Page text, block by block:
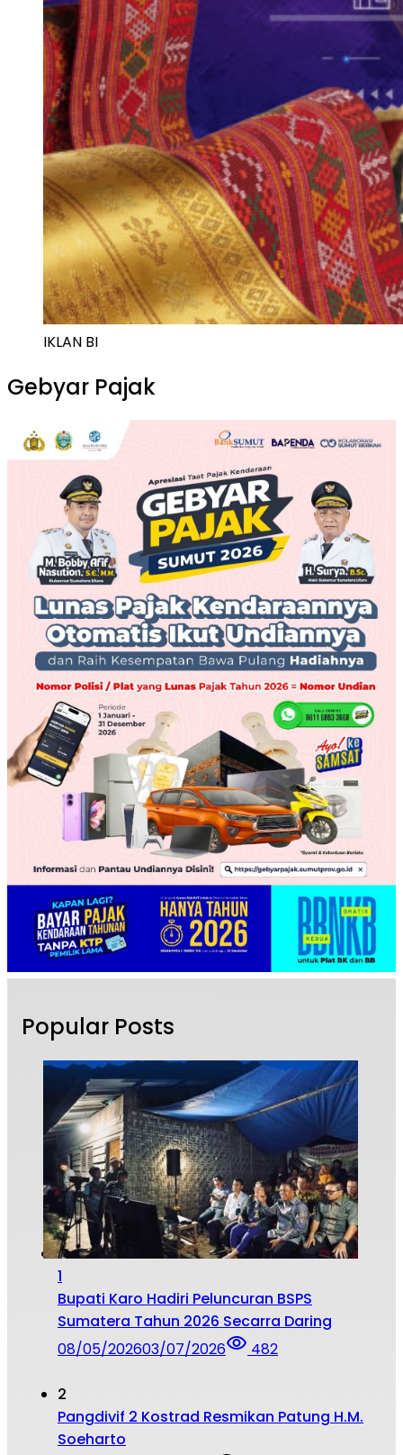
IKLAN BI
Gebyar Pajak
Popular Posts
1
Bupati Karo Hadiri Peluncuran BSPS
Sumatera Tahun 2026 Secarra Daring
08/05/202603/07/2026 482
2
Pangdivif 2 Kostrad Resmikan Patung H.M.
Soeharto